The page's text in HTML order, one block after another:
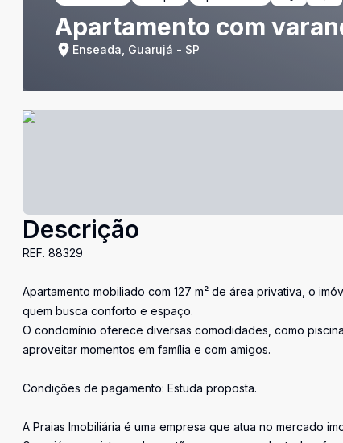
Apartamento com
Enseada, Guarujá - SP
Descrição
REF. 88329
Apartamento mobiliado com 127 m² de área privativa, o
quem busca conforto e espaço.
O condomínio oferece diversas comodidades, como
aproveitar momentos em família e com amigos.
Condições de pagamento: Estuda proposta.
A Praias Imobiliária é uma empresa que atua no mercado